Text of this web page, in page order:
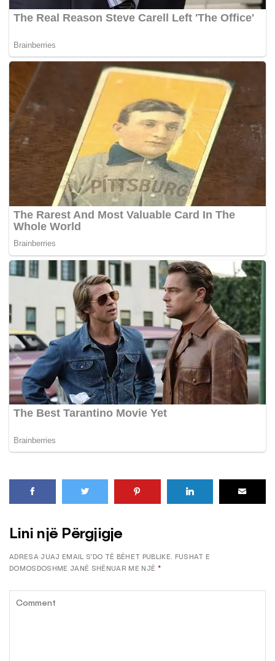
Lini një Përgjigje
ADRESA JUAJ EMAIL S’DO TË BËHET PUBLIKE. FUSHAT E
DOMOSDOSHME JANË SHËNUAR ME NJË *